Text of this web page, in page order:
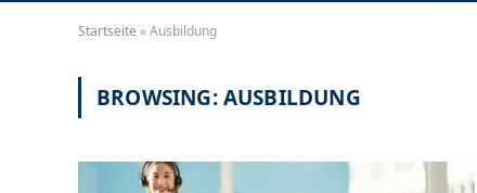
Startseite »Ausbildung
BROWSING:AUSBILDUNG